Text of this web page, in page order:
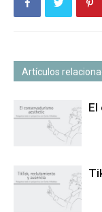
Artículos
El